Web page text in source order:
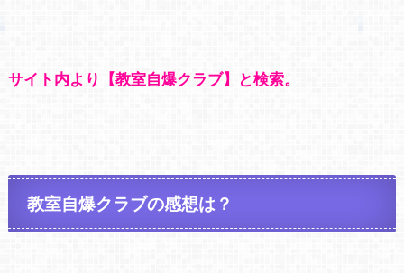
サイト内より【教室自爆クラブ】と検索。
教室自爆クラブの感想は？